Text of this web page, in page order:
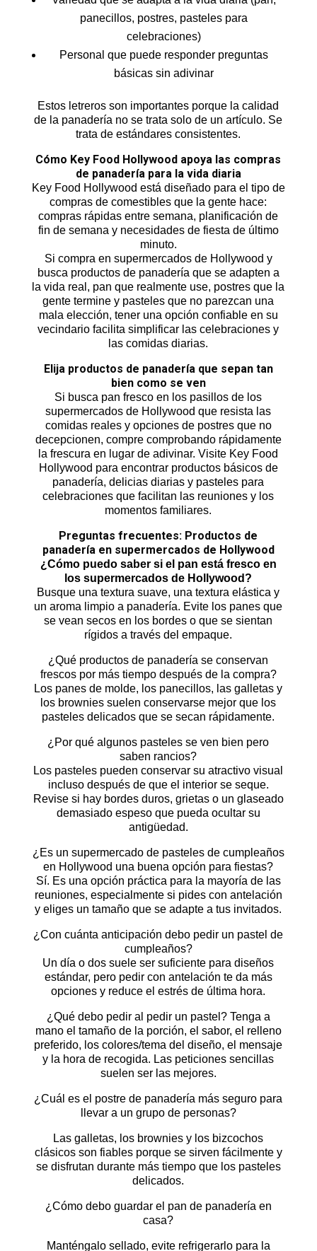
panecillos, postres, pasteles para
celebraciones)
Personal que puede responder preguntas
básicas sin adivinar
Estos letreros son importantes porque la calidad
de la panadería no se trata solo de un artículo. Se
trata de estándares consistentes.
Cómo Key Food Hollywood apoya las compras
de panadería para la vida diaria
Key Food Hollywood está diseñado para el tipo de
compras de comestibles que la gente hace:
compras rápidas entre semana, planificación de
fin de semana y necesidades de fiesta de último
minuto.
Si compra en supermercados de Hollywood y
busca productos de panadería que se adapten a
la vida real, pan que realmente use, postres que la
gente termine y pasteles que no parezcan una
mala elección, tener una opción confiable en su
vecindario facilita simplificar las celebraciones y
las comidas diarias.
Elija productos de panadería que sepan tan
bien como se ven
Si busca pan fresco en los pasillos de los
supermercados de Hollywood que resista las
comidas reales y opciones de postres que no
decepcionen, compre comprobando rápidamente
la frescura en lugar de adivinar. Visite Key Food
Hollywood para encontrar productos básicos de
panadería, delicias diarias y pasteles para
celebraciones que facilitan las reuniones y los
momentos familiares.
Preguntas frecuentes: Productos de
panadería en supermercados de Hollywood
¿Cómo puedo saber si el pan está fresco en
los supermercados de Hollywood?
Busque una textura suave, una textura elástica y
un aroma limpio a panadería. Evite los panes que
se vean secos en los bordes o que se sientan
rígidos a través del empaque.
¿Qué productos de panadería se conservan
frescos por más tiempo después de la compra?
Los panes de molde, los panecillos, las galletas y
los brownies suelen conservarse mejor que los
pasteles delicados que se secan rápidamente.
¿Por qué algunos pasteles se ven bien pero
saben rancios?
Los pasteles pueden conservar su atractivo visual
incluso después de que el interior se seque.
Revise si hay bordes duros, grietas o un glaseado
demasiado espeso que pueda ocultar su
antigüedad.
¿Es un supermercado de pasteles de cumpleaños
en Hollywood una buena opción para fiestas?
Sí. Es una opción práctica para la mayoría de las
reuniones, especialmente si pides con antelación
y eliges un tamaño que se adapte a tus invitados.
¿Con cuánta anticipación debo pedir un pastel de
cumpleaños?
Un día o dos suele ser suficiente para diseños
estándar, pero pedir con antelación te da más
opciones y reduce el estrés de última hora.
¿Qué debo pedir al pedir un pastel? Tenga a
mano el tamaño de la porción, el sabor, el relleno
preferido, los colores/tema del diseño, el mensaje
y la hora de recogida. Las peticiones sencillas
suelen ser las mejores.
¿Cuál es el postre de panadería más seguro para
llevar a un grupo de personas?
Las galletas, los brownies y los bizcochos
clásicos son fiables porque se sirven fácilmente y
se disfrutan durante más tiempo que los pasteles
delicados.
¿Cómo debo guardar el pan de panadería en
casa?
Manténgalo sellado, evite refrigerarlo para la